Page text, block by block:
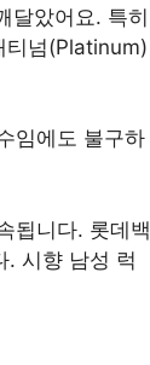
달았어요. 특히
티넘(Platinum)
임에도 불구하
됩니다. 롯데백
. 시향 남성 럭